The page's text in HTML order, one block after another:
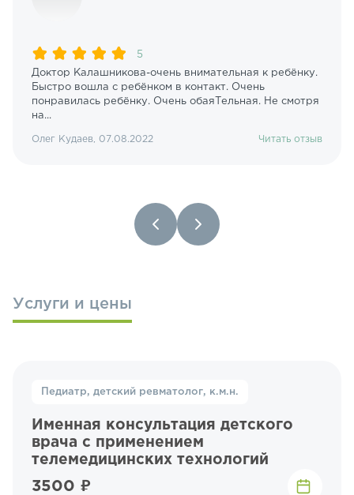
5
Доктор Калашникова-очень внимательная к ребёнку.
Быстро вошла с ребёнком в контакт. Очень
понравилась ребёнку. Очень обаяТельная. Не смотря
на...
Олег Кудаев, 07.08.2022 Читать отзыв
Услуги и цены
Педиатр, детский ревматолог, к.м.н.
Именная консультация детского
врача с применением
телемедицинских технологий
3500 ₽